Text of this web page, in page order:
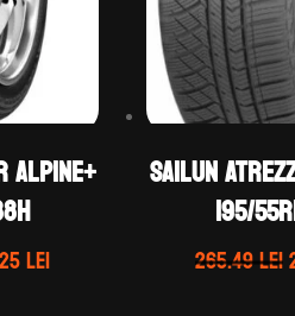
leiPrețul
Sailun
195/
265.49lei